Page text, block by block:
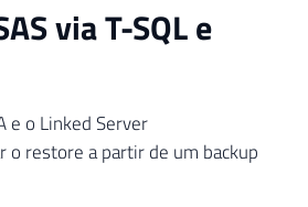
via T-SQL e
e o Linked Server
o restore a partir de um backup